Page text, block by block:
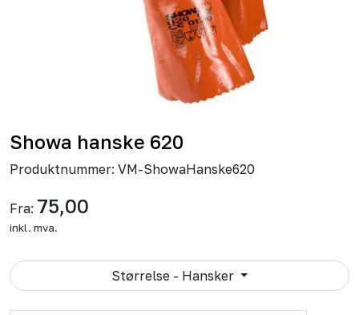
Showa hanske 620
Produktnummer: VM-ShowaHanske620
Fra: 75,00
inkl. mva.
Størrelse - Hansker